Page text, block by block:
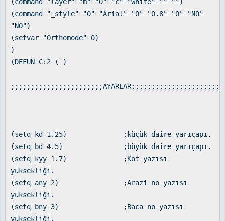
(command "layer" "m" "0" "c" "White" "" "")
(command "_style" "0" "Arial" "0" "0.8" "0" "NO"
"NO")
(setvar "Orthomode" 0)
)
(DEFUN C:2 ( )
(setq kd 1.25) ;küçük daire yarıçapı.
(setq bd 4.5) ;büyük daire yarıçapı.
(setq kyy 1.7) ;Kot yazısı
yüksekliği.
(setq any 2) ;Arazi no yazısı
yüksekliği.
(setq bny 3) ;Baca no yazısı
yüksekliği.